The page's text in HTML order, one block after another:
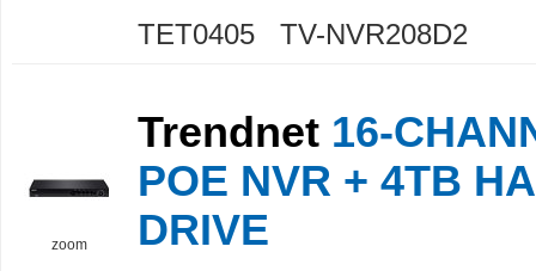
TET0405 TV-NVR208D2
zoom
Trendnet 16-
POE NVR + 4TB
DRIVE